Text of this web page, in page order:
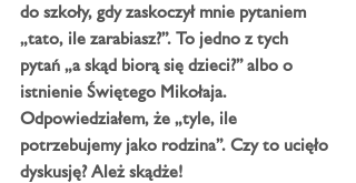
do szkoły, gdy zaskoczył mnie pytaniem
„tato, ile zarabiasz?”. To jedno z tych
pytań „a skąd biorą się dzieci?” albo o
istnienie Świętego Mikołaja.
Odpowiedziałem, że „tyle, ile
potrzebujemy jako rodzina”. Czy to ucięło
dyskusję? Ależ skądże!